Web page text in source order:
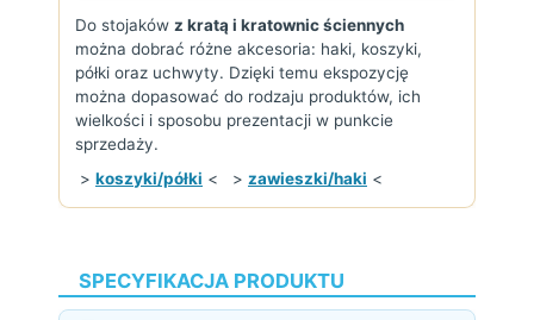
Do stojaków z kratą i kratownic ściennych
można dobrać różne akcesoria: haki, koszyki,
półki oraz uchwyty. Dzięki temu ekspozycję
można dopasować do rodzaju produktów, ich
wielkości i sposobu prezentacji w punkcie
sprzedaży.
> koszyki/półki < > zawieszki/haki <
SPECYFIKACJA PRODUKTU